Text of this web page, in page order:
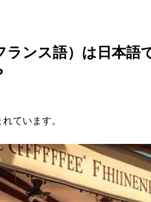
ンス語）は日本語
ています。